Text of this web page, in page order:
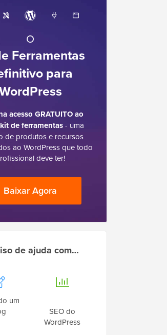
O
Ferramentas
para
acesso GRATUITO ao
de ferramentas- uma
de produtos e recursos
ao WordPress que todo
deve ter!
Baixar Agora
de ajuda com…
um
SEO do
WordPress